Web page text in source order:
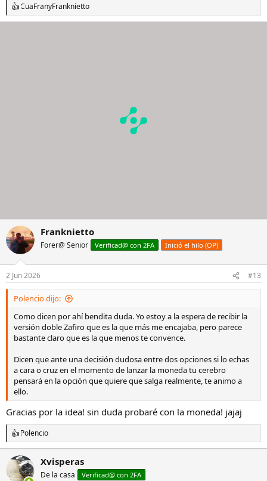
R
e
CuaFranyFranknietto
Franknietto
Forer@ Senior Verificad@ con 2FA Inició el hilo (OP)
2 Jun 2026 #13
Polencio dijo:
Como dicen por ahí bendita duda. Yo estoy a la espera de recibir la
versión doble Zafiro que es la que más me encajaba, pero parece
bastante claro que es la que menos te convence.
Dicen que ante una decisión dudosa entre dos opciones si lo echas
a cara o cruz en el momento de lanzar la moneda tu cerebro
pensará en la opción que quiere que salga realmente, te animo a
ello.
Gracias por la idea! sin duda probaré con la moneda! jajaj
R
e
a
c
Polencio
Xvisperas
De la casa Verificad@ con 2FA